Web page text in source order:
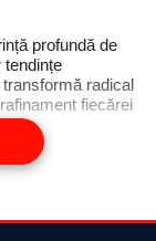
profundă de
tendințe
radical
fiecărei